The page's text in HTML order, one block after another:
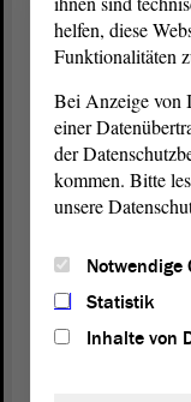
In der
die Minister
Minister
Es gibt zum
helfen, diese
Funktionalitäten
Bei Anzeige von
einer
der
kommen. Bitte
unsere
Notwendige
Statistik
Inhalte von